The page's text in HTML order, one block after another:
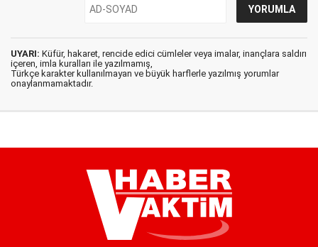
UYARI: Küfür, hakaret, rencide edici cümleler veya imalar, inançlara saldırı
içeren, imla kuralları ile yazılmamış,
Türkçe karakter kullanılmayan ve büyük harflerle yazılmış yorumlar
onaylanmamaktadır.